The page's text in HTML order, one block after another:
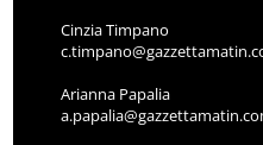
Cinzia Timpano
Arianna Papalia